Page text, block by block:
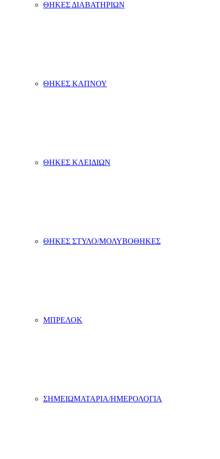
ΘΗΚΕΣ ΔΙΑΒΑΤΗΡΙΩΝ
ΘΗΚΕΣ ΚΑΠΝΟΥ
ΘΗΚΕΣ ΚΛΕΙΔΙΩΝ
ΘΗΚΕΣ ΣΤΥΛΟ/ΜΟΛΥΒΟΘΗΚΕΣ
ΜΠΡΕΛΟΚ
ΣΗΜΕΙΩΜΑΤΑΡΙΑ/ΗΜΕΡΟΛΟΓΙΑ